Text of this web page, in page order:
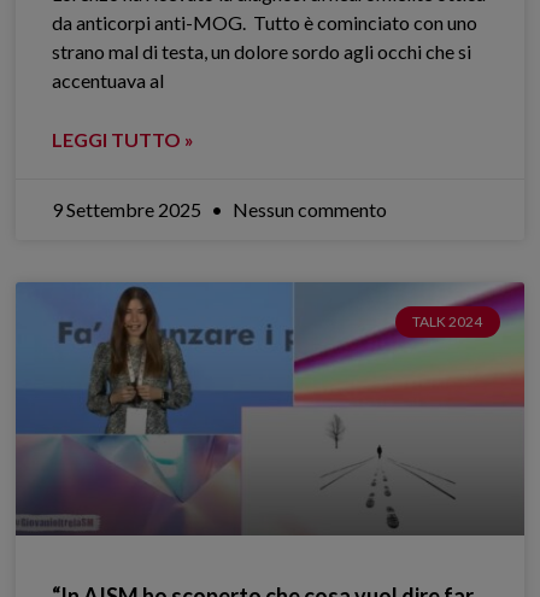
da anticorpi anti-MOG. ​ Tutto è cominciato con uno
strano mal di testa, un dolore sordo agli occhi che si
accentuava al
LEGGI TUTTO »
9 Settembre 2025 Nessun commento
TALK 2024